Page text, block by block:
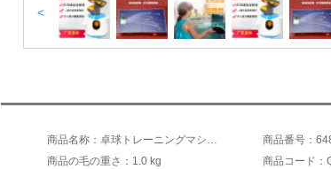
<
商品名称：卓球トレーニングマシン自動サーブセットおもちゃ向け娯楽携帯緑白 商品番号：
商品の毛の重さ：1.0 kg
商品コード：